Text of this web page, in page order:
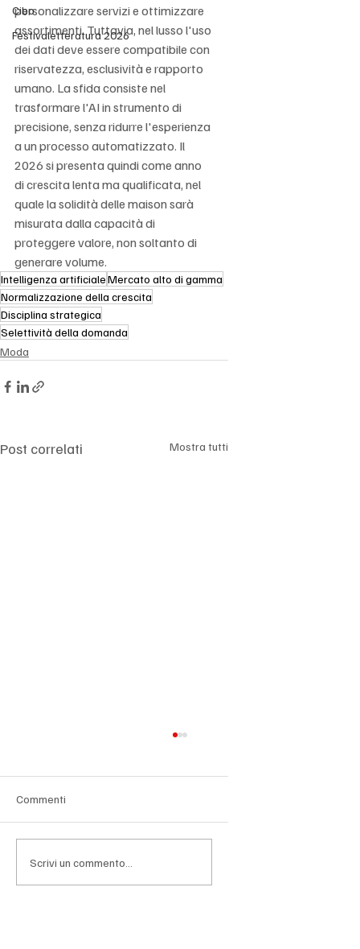
Cibo
Festivaletteratura 2026
personalizzare servizi e ottimizzare
assortimenti. Tuttavia, nel lusso l'uso
dei dati deve essere compatibile con
riservatezza, esclusività e rapporto
umano. La sfida consiste nel
trasformare l'AI in strumento di
precisione, senza ridurre l'esperienza
a un processo automatizzato. Il
2026 si presenta quindi come anno
di crescita lenta ma qualificata, nel
quale la solidità delle maison sarà
misurata dalla capacità di
proteggere valore, non soltanto di
generare volume.
Intelligenza artificialeMercato alto di gamma
Normalizzazione della crescita
Disciplina strategica
Selettività della domanda
Moda
Post correlati Mostra tutti
Commenti
Scrivi un commento...